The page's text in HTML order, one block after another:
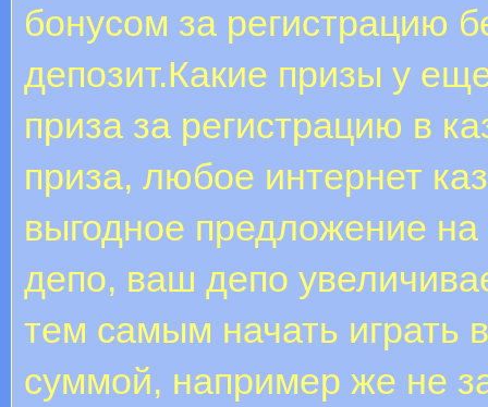
бонусом за регистрацию
депозит.Какие призы у
приза за регистрацию в
приза, любое интернет
выгодное предложение
депо, ваш депо
тем самым начать играть
суммой, например же не